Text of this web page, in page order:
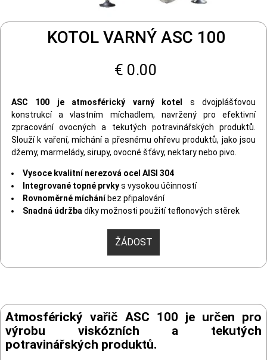
KOTOL VARNÝ ASC 100
€ 0.00
ASC 100 je atmosférický varný kotel
s dvojplášťovou
konstrukcí a vlastním míchadlem, navržený pro efektivní
zpracování ovocných a tekutých potravinářských produktů.
Slouží k vaření, míchání a přesnému ohřevu produktů, jako jsou
džemy, marmelády, sirupy, ovocné šťávy, nektary nebo pivo.
Vysoce kvalitní nerezová ocel AISI 304
Integrované topné prvkys vysokou účinností
Rovnoměrné mícháníbez připalování
Snadná údržba díky možnosti použití teflonových stěrek
ŽÁDOST
Atmosférický vařič ASC 100 je určen pro
výrobu viskózních a tekutých
potravinářských produktů.